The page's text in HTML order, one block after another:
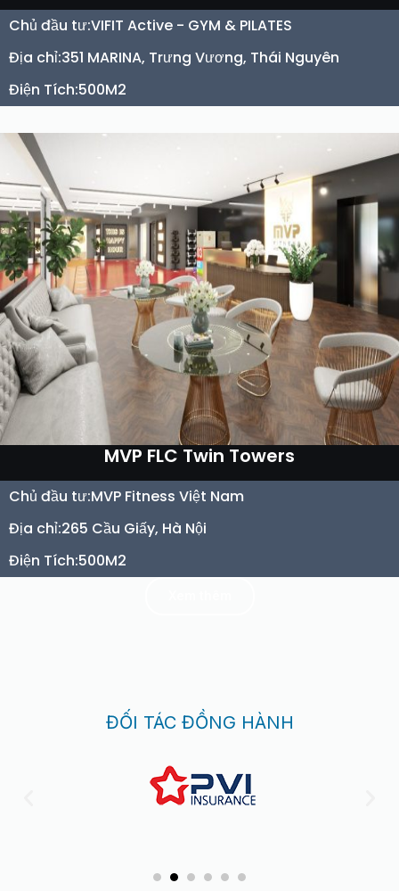
Chủ đầu tư:VIFIT Active - GYM & PILATES
Địa chỉ:351 MARINA, Trưng Vương, Thái Nguyên
Điện Tích:500M2
MVP FLC Twin Towers
Chủ đầu tư:MVP Fitness Việt Nam
Địa chỉ:265 Cầu Giấy, Hà Nội
Điện Tích:500M2
ĐỐI TÁC ĐỒNG HÀNH